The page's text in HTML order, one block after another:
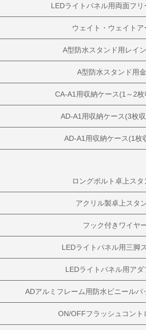
LEDライトパネル用両面フリ
ウェイト・ウェイトア
A型防水スタンド用レイ
A型防水スタンド用
CA-A1用収納ケース(1～2
AD-A1用収納ケース(3枚
AD-A1用収納ケース(1枚
ロングボルト卓上スタ
アクリル製卓上スタ
フック付きワイヤ
LEDライトパネル用三脚
LEDライトパネル用アダ
ADアルミフレーム用防水ビニール
ON/OFFフラッシュコント